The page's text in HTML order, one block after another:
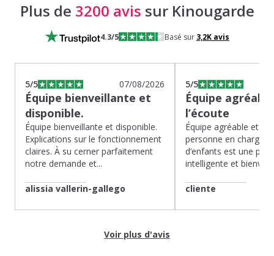
Plus de 3200 avis sur Kinougarde
4.3/5 Basé sur 3,2Kavis
5/5 07/08/2026
Équipe bienveillante et
disponible.
Équipe bienveillante et disponible.
Explications sur le fonctionnement
claires. À su cerner parfaitement
notre demande et...
alissia vallerin-gallego
5/5
Équipe
l’écoute
Équipe agréable et à
personne en charge
d’enfants est une
intelligente et
cliente
Voir plus d'avis